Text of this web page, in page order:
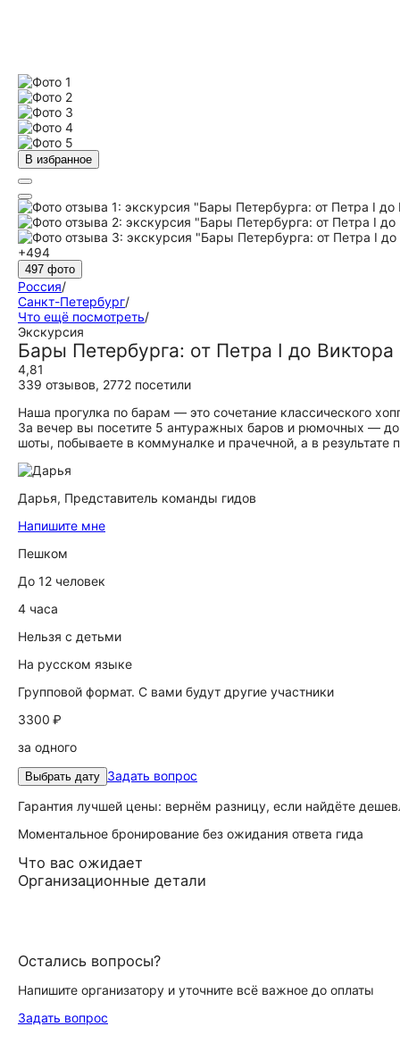
В избранное
+494
497 фото
Россия/
Санкт-Петербург/
Что ещё посмотреть/
Экскурсия
Бары Петербурга: от Петра I до
4,81
339 отзывов, 2772 посетили
Наша прогулка по барам — это сочетание классического
За вечер вы посетите 5 антуражных баров и рюмочных —
шоты, побываете в коммуналке и прачечной, а в
Дарья, Представитель команды гидов
Напишите мне
Пешком
До 12 человек
4 часа
Нельзя с детьми
На русском языке
Групповой формат. С вами будут другие участники
3300 ₽
за одного
Выбрать дату Задать вопрос
Гарантия лучшей цены: вернём разницу, если найдёте
Моментальное бронирование без ожидания ответа гида
Что вас ожидает
Организационные детали
Остались вопросы?
Напишите организатору и уточните всё важное до оплаты
Задать вопрос